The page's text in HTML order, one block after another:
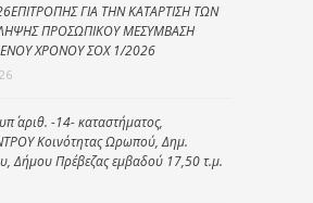
ΓΙΑ ΤΗΝ ΚΑΤΑΡΤΙΣΗ ΤΩΝ
ΠΡΟΣΩΠΙΚΟΥ ΜΕΣΥΜΒΑΣΗ
ΧΡΟΝΟΥ ΣΟΧ 1/2026
αριθ. -14- καταστήματος,
Κοινότητας Ωρωπού, Δημ.
Δήμου Πρέβεζας εμβαδού 17,50 τ.μ.